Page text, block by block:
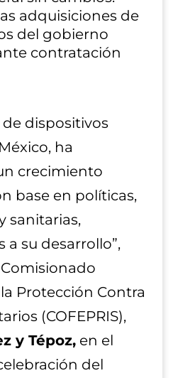
adquisiciones de
del gobierno
contratación
dispositivos
ha
crecimiento
base en políticas,
sanitarias,
a su desarrollo”,
Protección Contra
(COFEPRIS),
y Tépoz,en el
del